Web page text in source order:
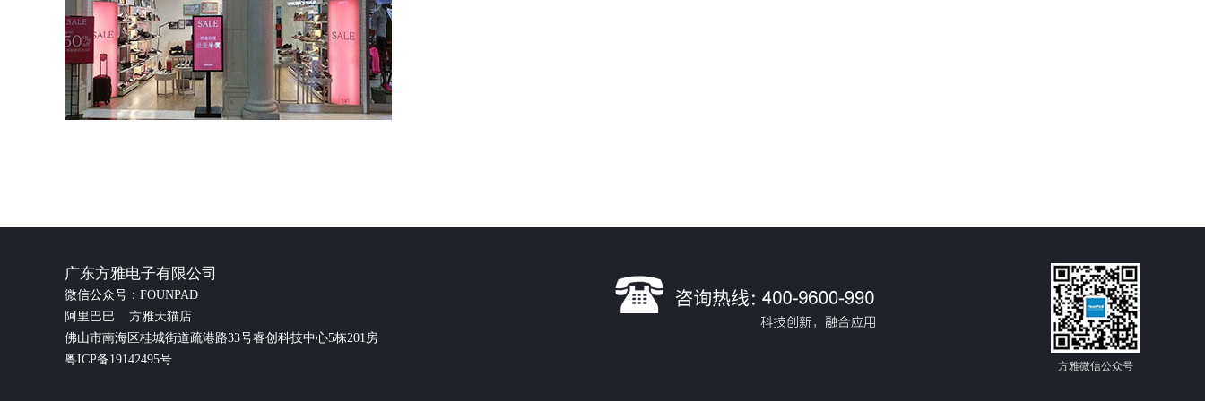
方雅微信公众号
广东方雅电子有限公司
微信公众号：FOUNPAD
阿里巴巴
方雅天猫店
佛山市南海区桂城街道疏港路33号睿创科技中心5栋201房
粤ICP备19142495号